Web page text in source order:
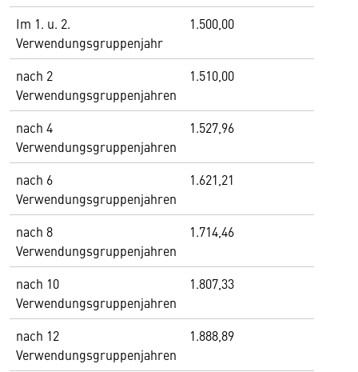
Im 1. u. 2.
Verwendungsgruppenjahr
1.500,00
nach 2
Verwendungsgruppenjahren
1.510,00
nach 4
Verwendungsgruppenjahren
1.527,96
nach 6
Verwendungsgruppenjahren
1.621,21
nach 8
Verwendungsgruppenjahren
1.714,46
nach 10
Verwendungsgruppenjahren
1.807,33
nach 12
Verwendungsgruppenjahren
1.888,89